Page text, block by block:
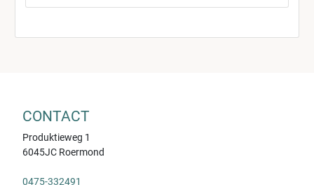
CONTACT
Produktieweg 1
6045JC Roermond
0475-332491